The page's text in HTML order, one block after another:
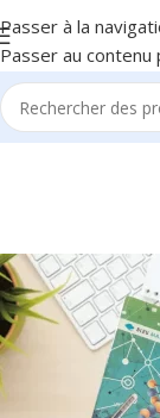
Passer à la
Passer au contenu